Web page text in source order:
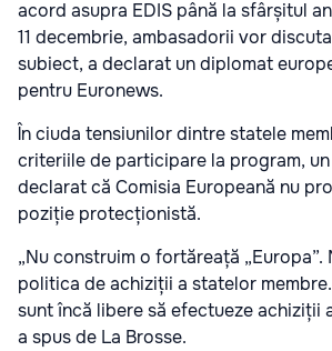
acord asupra EDIS până la sfârșitul
11 decembrie, ambasadorii vor
subiect, a declarat un diplomat
pentru Euronews.
În ciuda tensiunilor dintre statele
criteriile de participare la program,
declarat că Comisia Europeană nu
poziție protecționistă.
„Nu construim o fortăreață „Europa”.
politica de achiziții a statelor
sunt încă libere să efectueze achiziții
a spus de La Brosse.